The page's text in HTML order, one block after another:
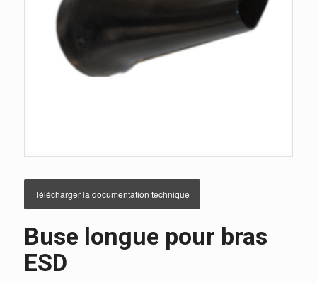
Télécharger la documentation technique
Buse longue pour bras
ESD